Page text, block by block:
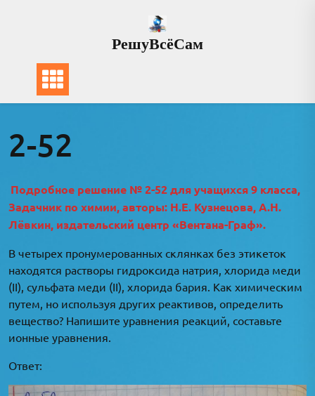
РешуВсёСам
2-52
Подробное решение № 2-52 для учащихся 9 класса,
Задачник по химии, авторы: Н.Е. Кузнецова, А.Н.
Лёвкин, издательский центр «Вентана-Граф».
В четырех пронумерованных склянках без этикеток
находятся растворы гидроксида натрия, хлорида меди
(II), сульфата меди (II), хлорида бария. Как химическим
путем, но используя других реактивов, определить
вещество? Напишите уравнения реакций, составьте
ионные уравнения.
Ответ: